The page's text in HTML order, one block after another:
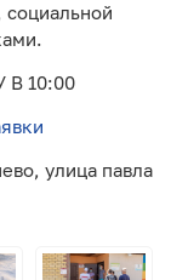
социальной
10:00
улица павла